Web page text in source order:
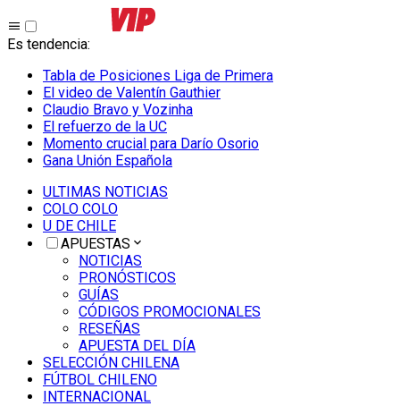
Es tendencia:
Tabla de Posiciones Liga de Primera
El video de Valentín Gauthier
Claudio Bravo y Vozinha
El refuerzo de la UC
Momento crucial para Darío Osorio
Gana Unión Española
ULTIMAS NOTICIAS
COLO COLO
U DE CHILE
APUESTAS
NOTICIAS
PRONÓSTICOS
GUÍAS
CÓDIGOS PROMOCIONALES
RESEÑAS
APUESTA DEL DÍA
SELECCIÓN CHILENA
FÚTBOL CHILENO
INTERNACIONAL